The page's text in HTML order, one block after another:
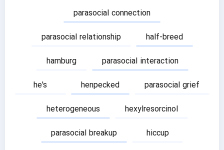
parasocial connection
parasocial relationship
half-breed
hamburg
parasocial interaction
he's
henpecked
parasocial grief
heterogeneous
hexylresorcinol
parasocial breakup
hiccup